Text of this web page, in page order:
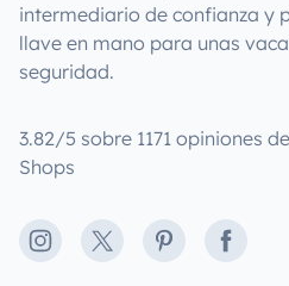
intermediario de confianza y
llave en mano para unas
seguridad.
3.82/5 sobre 1171 opiniones
Shops
Instagram
X PinterestFacebook